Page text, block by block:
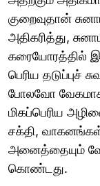
குறைவுதான்
அதிகரித்து,
கரையோரத்தில்
பெரிய
போலவோ வேகமாக
மிகப்பெரிய
சக்தி,
அனைத்தையும்
கொண்டது.